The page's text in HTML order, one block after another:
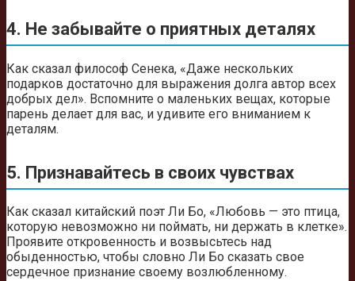
4. Не забывайте о приятных деталях
Как сказал философ Сенека, «Даже нескольких
подарков достаточно для выражения долга автор всех
добрых дел». Вспомните о маленьких вещах, которые
парень делает для вас, и удивите его вниманием к
деталям.
5. Признавайтесь в своих чувствах
Как сказал китайский поэт Ли Бо, «Любовь — это птица,
которую невозможно ни поймать, ни держать в клетке».
Проявите откровенность и возвысьтесь над
обыденностью, чтобы словно Ли Бо сказать свое
сердечное признание своему возлюбленному.